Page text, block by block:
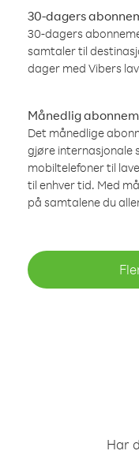
30-dagers
30-dagers
samtaler til
dager med Vibers
Månedlig
Det månedlige
gjøre internasjonale
mobiltelefoner til
til enhver tid. Med
på samtalene du
Har